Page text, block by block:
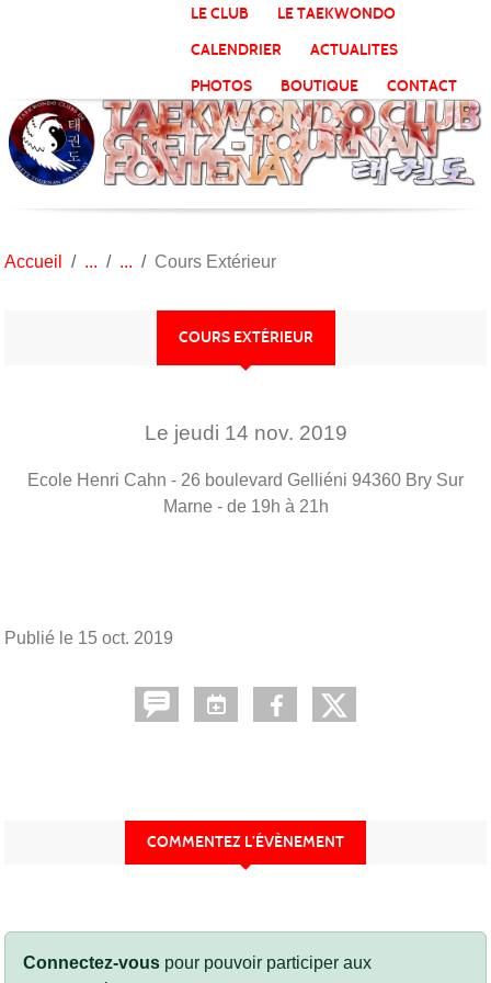
LE CLUB
LE TAEKWONDO
CALENDRIER
ACTUALITES
PHOTOS
BOUTIQUE CONTACT
Accueil Cours Extérieur
COURS EXTÉRIEUR
Le jeudi 14 nov. 2019
Ecole Henri Cahn - 26 boulevard Gelliéni 94360 Bry Sur
Marne - de 19h à 21h
Publié le 15 oct. 2019
COMMENTEZ L’ÉVÈNEMENT
Connectez-vous pour pouvoir participer aux
Panneau de gestion des cookies